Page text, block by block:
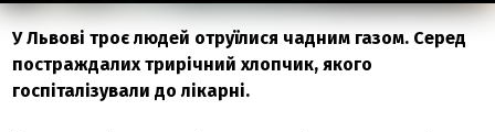
У Львові троє людей отруїлися чадним газом. Серед
постраждалих трирічний хлопчик, якого
госпіталізували до лікарні.